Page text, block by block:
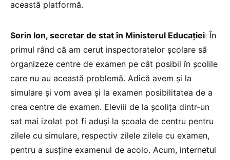
această platformă.
Sorin Ion, secretar de stat în Ministerul Educației: În
primul rând că am cerut inspectoratelor școlare să
organizeze centre de examen pe cât posibil în școlile
care nu au această problemă. Adică avem și la
simulare și vom avea și la examen posibilitatea de a
crea centre de examen. Eleviii de la școlița dintr-un
sat mai izolat pot fi aduși la școala de centru pentru
zilele cu simulare, respectiv zilele zilele cu examen,
pentru a susține examenul de acolo. Acum, internetul